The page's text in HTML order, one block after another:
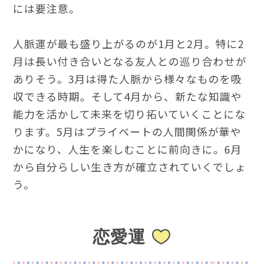
には要注意。
人脈運が最も盛り上がるのが1月と2月。特に2
月は長い付き合いとなる友人との巡り合わせが
ありそう。3月は得た人脈から様々なものを吸
収できる時期。そして4月から、新たな知識や
能力を活かして未来を切り拓いていくことにな
ります。5月はプライベートの人間関係が華や
かになり、人生を楽しむことに前向きに。6月
から自分らしい生き方が確立されていくでしょ
う。
恋愛運